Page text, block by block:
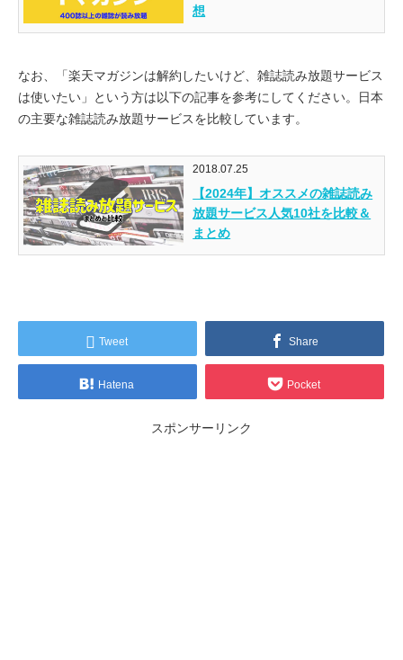
想
なお、「楽天マガジンは解約したいけど、雑誌読み放題サービス
は使いたい」という方は以下の記事を参考にしてください。日本
の主要な雑誌読み放題サービスを比較しています。
2018.07.25
【2024年】オススメの雑誌読み
放題サービス人気10社を比較＆
まとめ
Tweet Share
Hatena Pocket
スポンサーリンク